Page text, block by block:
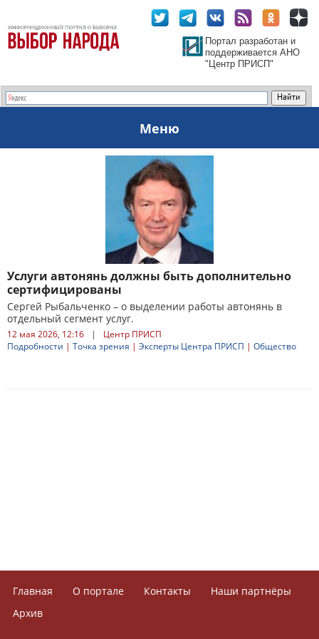
Портал разработан и
поддерживается АНО
"Центр ПРИСП"
Меню
Услуги автонянь должны быть дополнительно
сертифицированы
Сергей Рыбальченко – о выделении работы автонянь в
отдельный сегмент услуг.
12 мая 2026, 12:16 |
Центр ПРИСП
Подробности | Точка зрения | Эксперты Центра ПРИСП | Общество
Главная О портале Контакты
Наши партнёры
Архив